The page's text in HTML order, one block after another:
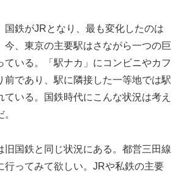
国鉄がJRとなり、最も変化したのは
今、東京の主要駅はさながら一つの巨
ている。「駅ナカ」にコンビニやカフ
前であり、駅に隣接した一等地では駅
ている。国鉄時代にこんな状況は考え
旧国鉄と同じ状況にある。都営三田線
行ってみて欲しい。JRや私鉄の主要